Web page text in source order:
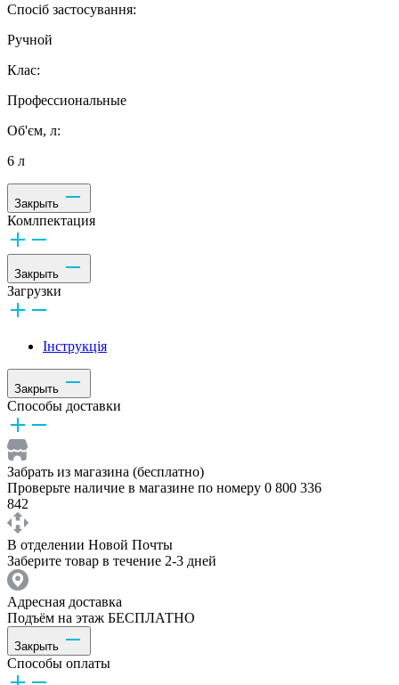
Спосіб застосування:
Ручной
Клас:
Профессиональные
Об'єм, л:
6 л
Закрыть
Комлпектация
Закрыть
Загрузки
Інструкція
Закрыть
Способы доставки
Забрать из магазина (бесплатно)
Проверьте наличие в магазине по номеру 0 800 336
842
В отделении Новой Почты
Заберите товар в течение 2-3 дней
Адресная доставка
Подъём на этаж БЕСПЛАТНО
Закрыть
Способы оплаты